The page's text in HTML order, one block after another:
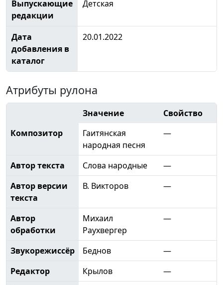
Выпускающие
редакции
Детская
Дата
добавления в
каталог
20.01.2022
Атрибуты рулона
Значение
Свойство
Композитор
Гаитянская
народная песня
—
Автор текста Слова народные
—
Автор версии
текста
В. Викторов —
Автор
обработки
Михаил
Раухвергер
—
Звукорежиссёр Беднов
—
Редактор
Крылов
—